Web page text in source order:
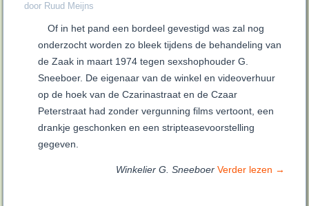
door Ruud Meijns
Of in het pand een bordeel gevestigd was zal nog
onderzocht worden zo bleek tijdens de behandeling van
de Zaak in maart 1974 tegen sexshophouder G.
Sneeboer. De eigenaar van de winkel en videoverhuur
op de hoek van de Czarinastraat en de Czaar
Peterstraat had zonder vergunning films vertoont, een
drankje geschonken en een stripteasevoorstelling
gegeven.
Winkelier G. Sneeboer Verder lezen →